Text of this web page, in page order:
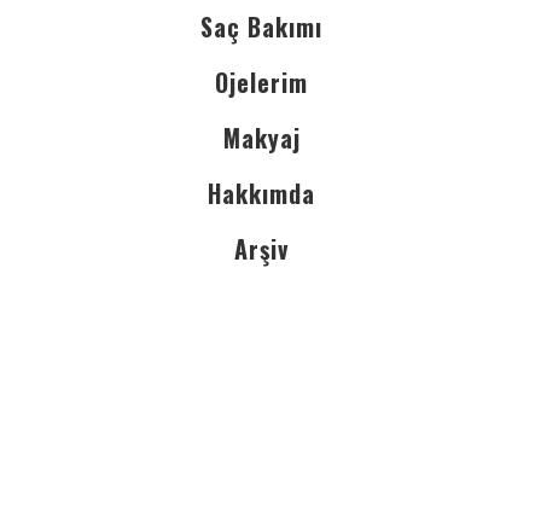
Saç Bakımı
Ojelerim
Makyaj
Hakkımda
Arşiv